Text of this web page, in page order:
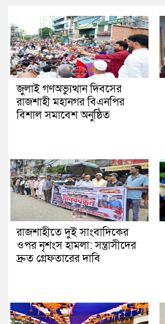
জুলাই গণঅভ্যুত্থান দিবসের
রাজশাহী মহানগর বিএনপির
বিশাল সমাবেশ অনুষ্ঠিত
রাজশাহীতে দুই সাংবাদিকের
ওপর নৃশংস হামলা: সন্ত্রাসীদের
দ্রুত গ্রেফতারের দাবি